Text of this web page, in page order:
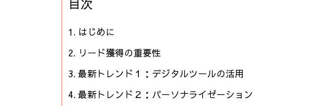
目次
はじめに
リード獲得の重要性
最新トレンド１：デジタルツールの活用
最新トレンド２：パーソナライゼーション